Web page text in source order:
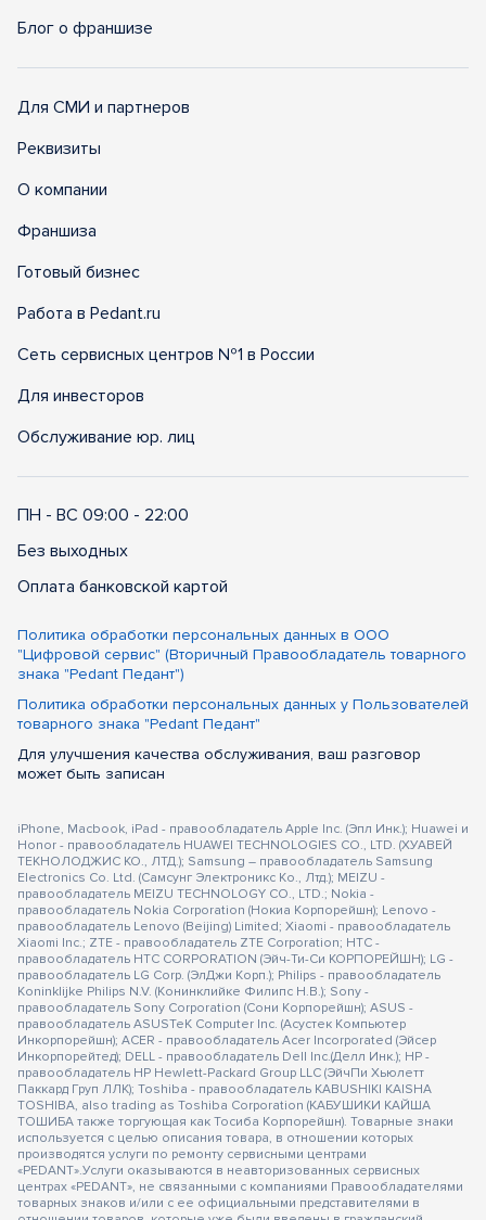
Блог о франшизе
Для СМИ и партнеров
Реквизиты
О компании
Франшиза
Готовый бизнес
Работа в Pedant.ru
Сеть сервисных центров №1 в России
Для инвесторов
Обслуживание юр. лиц
ПН - ВС 09:00 - 22:00
Без выходных
Оплата банковской картой
Политика обработки персональных данных в ООО
"Цифровой сервис" (Вторичный Правообладатель товарного
знака "Pedant Педант")
Политика обработки персональных данных у Пользователей
товарного знака "Pedant Педант"
Для улучшения качества обслуживания, ваш разговор
может быть записан
iPhone, Macbook, iPad - правообладатель Apple Inc. (Эпл Инк.); Huawei и
Honor - правообладатель HUAWEI TECHNOLOGIES CO., LTD. (ХУАВЕЙ
ТЕКНОЛОДЖИС КО., ЛТД.); Samsung – правообладатель Samsung
Electronics Co. Ltd. (Самсунг Электроникс Ко., Лтд.); MEIZU -
правообладатель MEIZU TECHNOLOGY CO., LTD.; Nokia -
правообладатель Nokia Corporation (Нокиа Корпорейшн); Lenovo -
правообладатель Lenovo (Beijing) Limited; Xiaomi - правообладатель
Xiaomi Inc.; ZTE - правообладатель ZTE Corporation; HTC -
правообладатель HTC CORPORATION (Эйч-Ти-Си КОРПОРЕЙШН); LG -
правообладатель LG Corp. (ЭлДжи Корп.); Philips - правообладатель
Koninklijke Philips N.V. (Конинклийке Филипс Н.В.); Sony -
правообладатель Sony Corporation (Сони Корпорейшн); ASUS -
правообладатель ASUSTeK Computer Inc. (Асустек Компьютер
Инкорпорейшн); ACER - правообладатель Acer Incorporated (Эйсер
Инкорпорейтед); DELL - правообладатель Dell Inc.(Делл Инк.); HP -
правообладатель HP Hewlett-Packard Group LLC (ЭйчПи Хьюлетт
Паккард Груп ЛЛК); Toshiba - правообладатель KABUSHIKI KAISHA
TOSHIBA, also trading as Toshiba Corporation (КАБУШИКИ КАЙША
ТОШИБА также торгующая как Тосиба Корпорейшн). Товарные знаки
используется с целью описания товара, в отношении которых
производятся услуги по ремонту сервисными центрами
«PEDANT».Услуги оказываются в неавторизованных сервисных
центрах «PEDANT», не связанными с компаниями Правообладателями
товарных знаков и/или с ее официальными представителями в